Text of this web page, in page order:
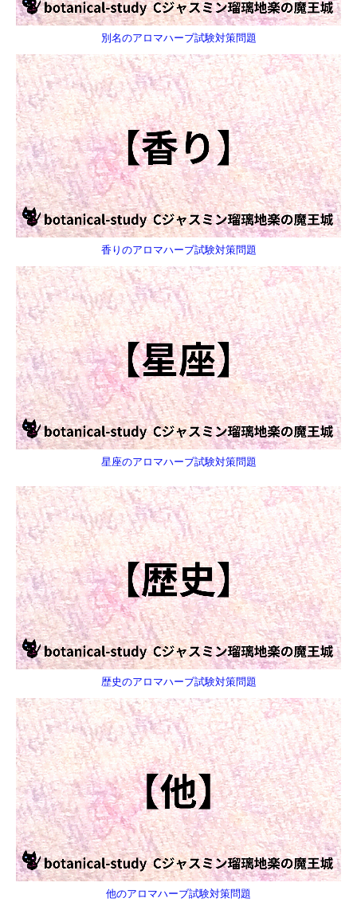
別名のアロマハーブ試験対策問題
香りのアロマハーブ試験対策問題
星座のアロマハーブ試験対策問題
歴史のアロマハーブ試験対策問題
他のアロマハーブ試験対策問題